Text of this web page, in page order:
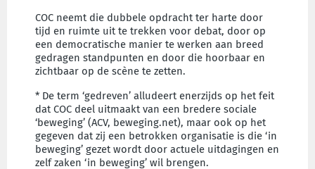
COC neemt die dubbele opdracht ter harte door
tijd en ruimte uit te trekken voor debat, door op
een democratische manier te werken aan breed
gedragen standpunten en door die hoorbaar en
zichtbaar op de scène te zetten.
* De term ‘gedreven’ alludeert enerzijds op het feit
dat COC deel uitmaakt van een bredere sociale
‘beweging’ (ACV, beweging.net), maar ook op het
gegeven dat zij een betrokken organisatie is die ‘in
beweging’ gezet wordt door actuele uitdagingen en
zelf zaken ‘in beweging’ wil brengen.